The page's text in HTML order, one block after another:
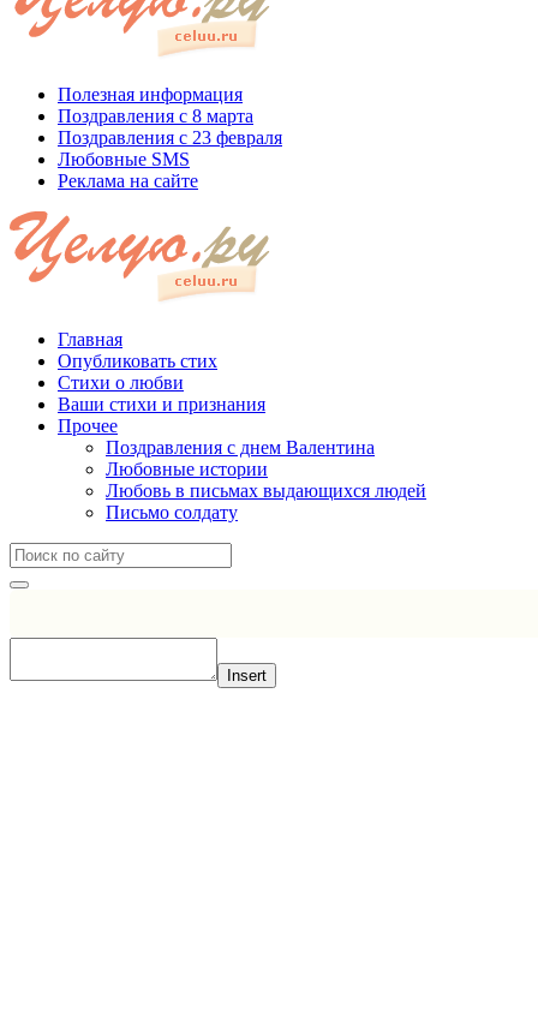
Полезная информация
Поздравления с 8 марта
Поздравления с 23 февраля
Любовные SMS
Реклама на сайте
Главная
Опубликовать стих
Стихи о любви
Ваши стихи и признания
Прочее
Поздравления с днем Валентина
Любовные истории
Любовь в письмах выдающихся людей
Письмо солдату
Insert